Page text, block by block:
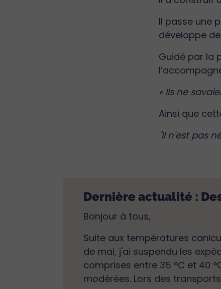
Il passe une
développe
Guidé par la
« Ils ne
Ainsi que
"Il n'est pas
Dernière actualité :
Bonjour à tous,
Suite aux températures
de mai, j'ai suspendu les
comprises entre 35 °C et 40
modérées. Lors des